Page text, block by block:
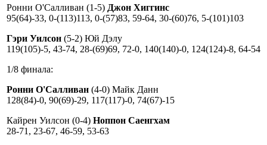
Ронни О'Салливан (1-5) Джон Хиггинс
95(64)-33, 0-(113)113, 0-(57)83, 59-64, 30-(60)76, 5-(101)103
Гэри Уилсон (5-2) Юй Дэлу
119(105)-5, 43-74, 28-(69)69, 72-0, 140(140)-0, 124(124)-8, 64-54
1/8 финала:
Ронни О'Салливан (4-0) Майк Данн
128(84)-0, 90(69)-29, 117(117)-0, 74(67)-15
Кайрен Уилсон (0-4) Ноппон Саенгхам
28-71, 23-67, 46-59, 53-63